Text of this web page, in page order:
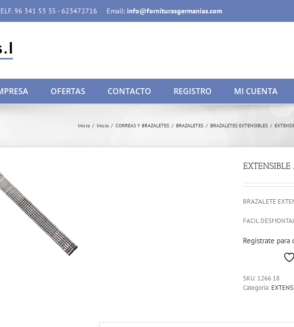
96 341 53 35 - 623472716 Email: info@forniturasgermanias.com
OFERTAS CONTACTO REGISTRO MI CUENTA
Inicio / Inicio / CORREAS Y BRAZALETES / BRAZALETES / BRAZALETES EXTENSIBLES /
BRAZALETE
FACIL
Registrate para
SKU: 1266 18
Categoría: